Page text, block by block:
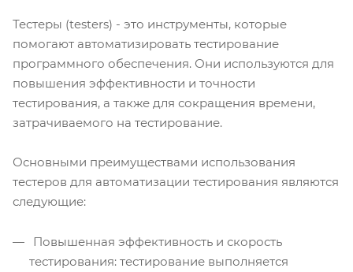
Тестеры (testers) - это инструменты, которые
помогают автоматизировать тестирование
программного обеспечения. Они используются для
повышения эффективности и точности
тестирования, а также для сокращения времени,
затрачиваемого на тестирование.
Основными преимуществами использования
тестеров для автоматизации тестирования являются
следующие:
Повышенная эффективность и скорость
тестирования: тестирование выполняется